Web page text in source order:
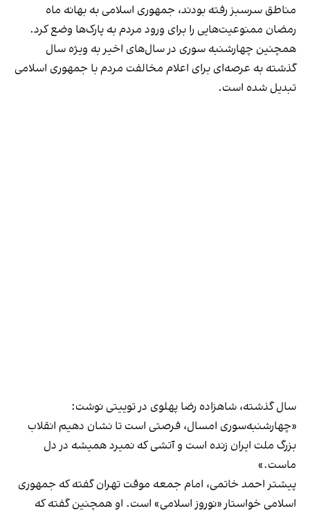
مناطق سرسبز رفته بودند، جمهوری اسلامی به بهانه ماه
رمضان ممنوعیت‌هایی را برای ورود مردم به پارک‌ها وضع کرد.
همچنین چهارشنبه سوری در سال‌های اخیر به ویژه سال
گذشته به عرصه‌ای برای اعلام مخالفت مردم با جمهوری اسلامی
تبدیل شده است.
سال گذشته، شاهزاده رضا پهلوی در توییتی نوشت:
«چهارشنبه‌سوری امسال، فرصتی است تا نشان دهیم انقلاب
بزرگ ملت ایران زنده است و آتشی که نمیرد همیشه در دل
ماست.»
پیشتر احمد خاتمی، امام جمعه موقت تهران گفته که جمهوری
اسلامی خواستار «نوروز اسلامی» است. او همچنین گفته که